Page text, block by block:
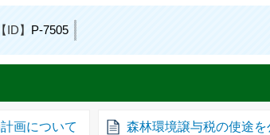
【ID】 P-7505
画について 森林環境譲与税の使途を